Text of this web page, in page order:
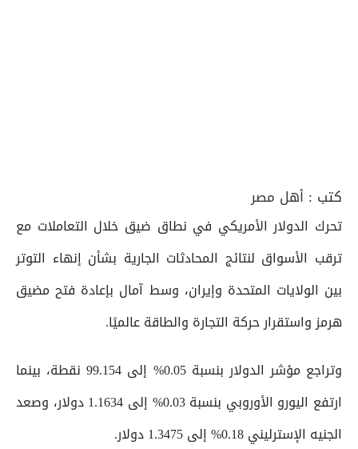
كتب : أهل مصر
تحرك الدولار الأمريكي في نطاق ضيق خلال التعاملات مع
ترقب الأسواق لنتائج المحادثات الجارية بشأن إنهاء التوتر
بين الولايات المتحدة وإيران، وسط آمال بإعادة فتح مضيق
هرمز واستقرار حركة التجارة والطاقة عالميًا.
وتراجع مؤشر الدولار بنسبة 0.05% إلى 99.154 نقطة، بينما
ارتفع اليورو الأوروبي بنسبة 0.03% إلى 1.1634 دولار، وصعد
الجنيه الإسترليني 0.18% إلى 1.3475 دولار.